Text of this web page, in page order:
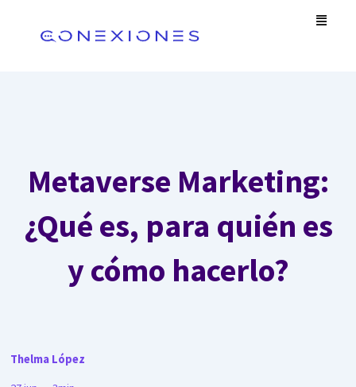
Metaverse Marketing:
¿Qué es, para quién es
y cómo hacerlo?
Thelma López